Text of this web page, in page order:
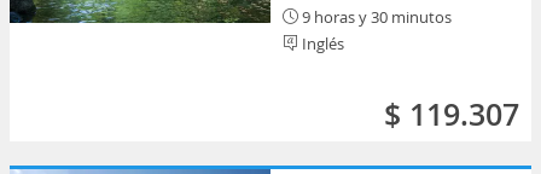
9 horas y 30 minutos
Inglés
$ 119.307